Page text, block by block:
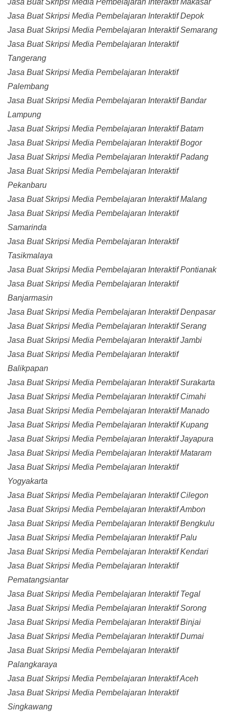
Jasa Buat Skripsi Media Pembelajaran Interaktif Makasar
Jasa Buat Skripsi Media Pembelajaran Interaktif Depok
Jasa Buat Skripsi Media Pembelajaran Interaktif Semarang
Jasa Buat Skripsi Media Pembelajaran Interaktif
Tangerang
Jasa Buat Skripsi Media Pembelajaran Interaktif
Palembang
Jasa Buat Skripsi Media Pembelajaran Interaktif Bandar
Lampung
Jasa Buat Skripsi Media Pembelajaran Interaktif Batam
Jasa Buat Skripsi Media Pembelajaran Interaktif Bogor
Jasa Buat Skripsi Media Pembelajaran Interaktif Padang
Jasa Buat Skripsi Media Pembelajaran Interaktif
Pekanbaru
Jasa Buat Skripsi Media Pembelajaran Interaktif Malang
Jasa Buat Skripsi Media Pembelajaran Interaktif
Samarinda
Jasa Buat Skripsi Media Pembelajaran Interaktif
Tasikmalaya
Jasa Buat Skripsi Media Pembelajaran Interaktif Pontianak
Jasa Buat Skripsi Media Pembelajaran Interaktif
Banjarmasin
Jasa Buat Skripsi Media Pembelajaran Interaktif Denpasar
Jasa Buat Skripsi Media Pembelajaran Interaktif Serang
Jasa Buat Skripsi Media Pembelajaran Interaktif Jambi
Jasa Buat Skripsi Media Pembelajaran Interaktif
Balikpapan
Jasa Buat Skripsi Media Pembelajaran Interaktif Surakarta
Jasa Buat Skripsi Media Pembelajaran Interaktif Cimahi
Jasa Buat Skripsi Media Pembelajaran Interaktif Manado
Jasa Buat Skripsi Media Pembelajaran Interaktif Kupang
Jasa Buat Skripsi Media Pembelajaran Interaktif Jayapura
Jasa Buat Skripsi Media Pembelajaran Interaktif Mataram
Jasa Buat Skripsi Media Pembelajaran Interaktif
Yogyakarta
Jasa Buat Skripsi Media Pembelajaran Interaktif Cilegon
Jasa Buat Skripsi Media Pembelajaran Interaktif Ambon
Jasa Buat Skripsi Media Pembelajaran Interaktif Bengkulu
Jasa Buat Skripsi Media Pembelajaran Interaktif Palu
Jasa Buat Skripsi Media Pembelajaran Interaktif Kendari
Jasa Buat Skripsi Media Pembelajaran Interaktif
Pematangsiantar
Jasa Buat Skripsi Media Pembelajaran Interaktif Tegal
Jasa Buat Skripsi Media Pembelajaran Interaktif Sorong
Jasa Buat Skripsi Media Pembelajaran Interaktif Binjai
Jasa Buat Skripsi Media Pembelajaran Interaktif Dumai
Jasa Buat Skripsi Media Pembelajaran Interaktif
Palangkaraya
Jasa Buat Skripsi Media Pembelajaran Interaktif Aceh
Jasa Buat Skripsi Media Pembelajaran Interaktif
Singkawang